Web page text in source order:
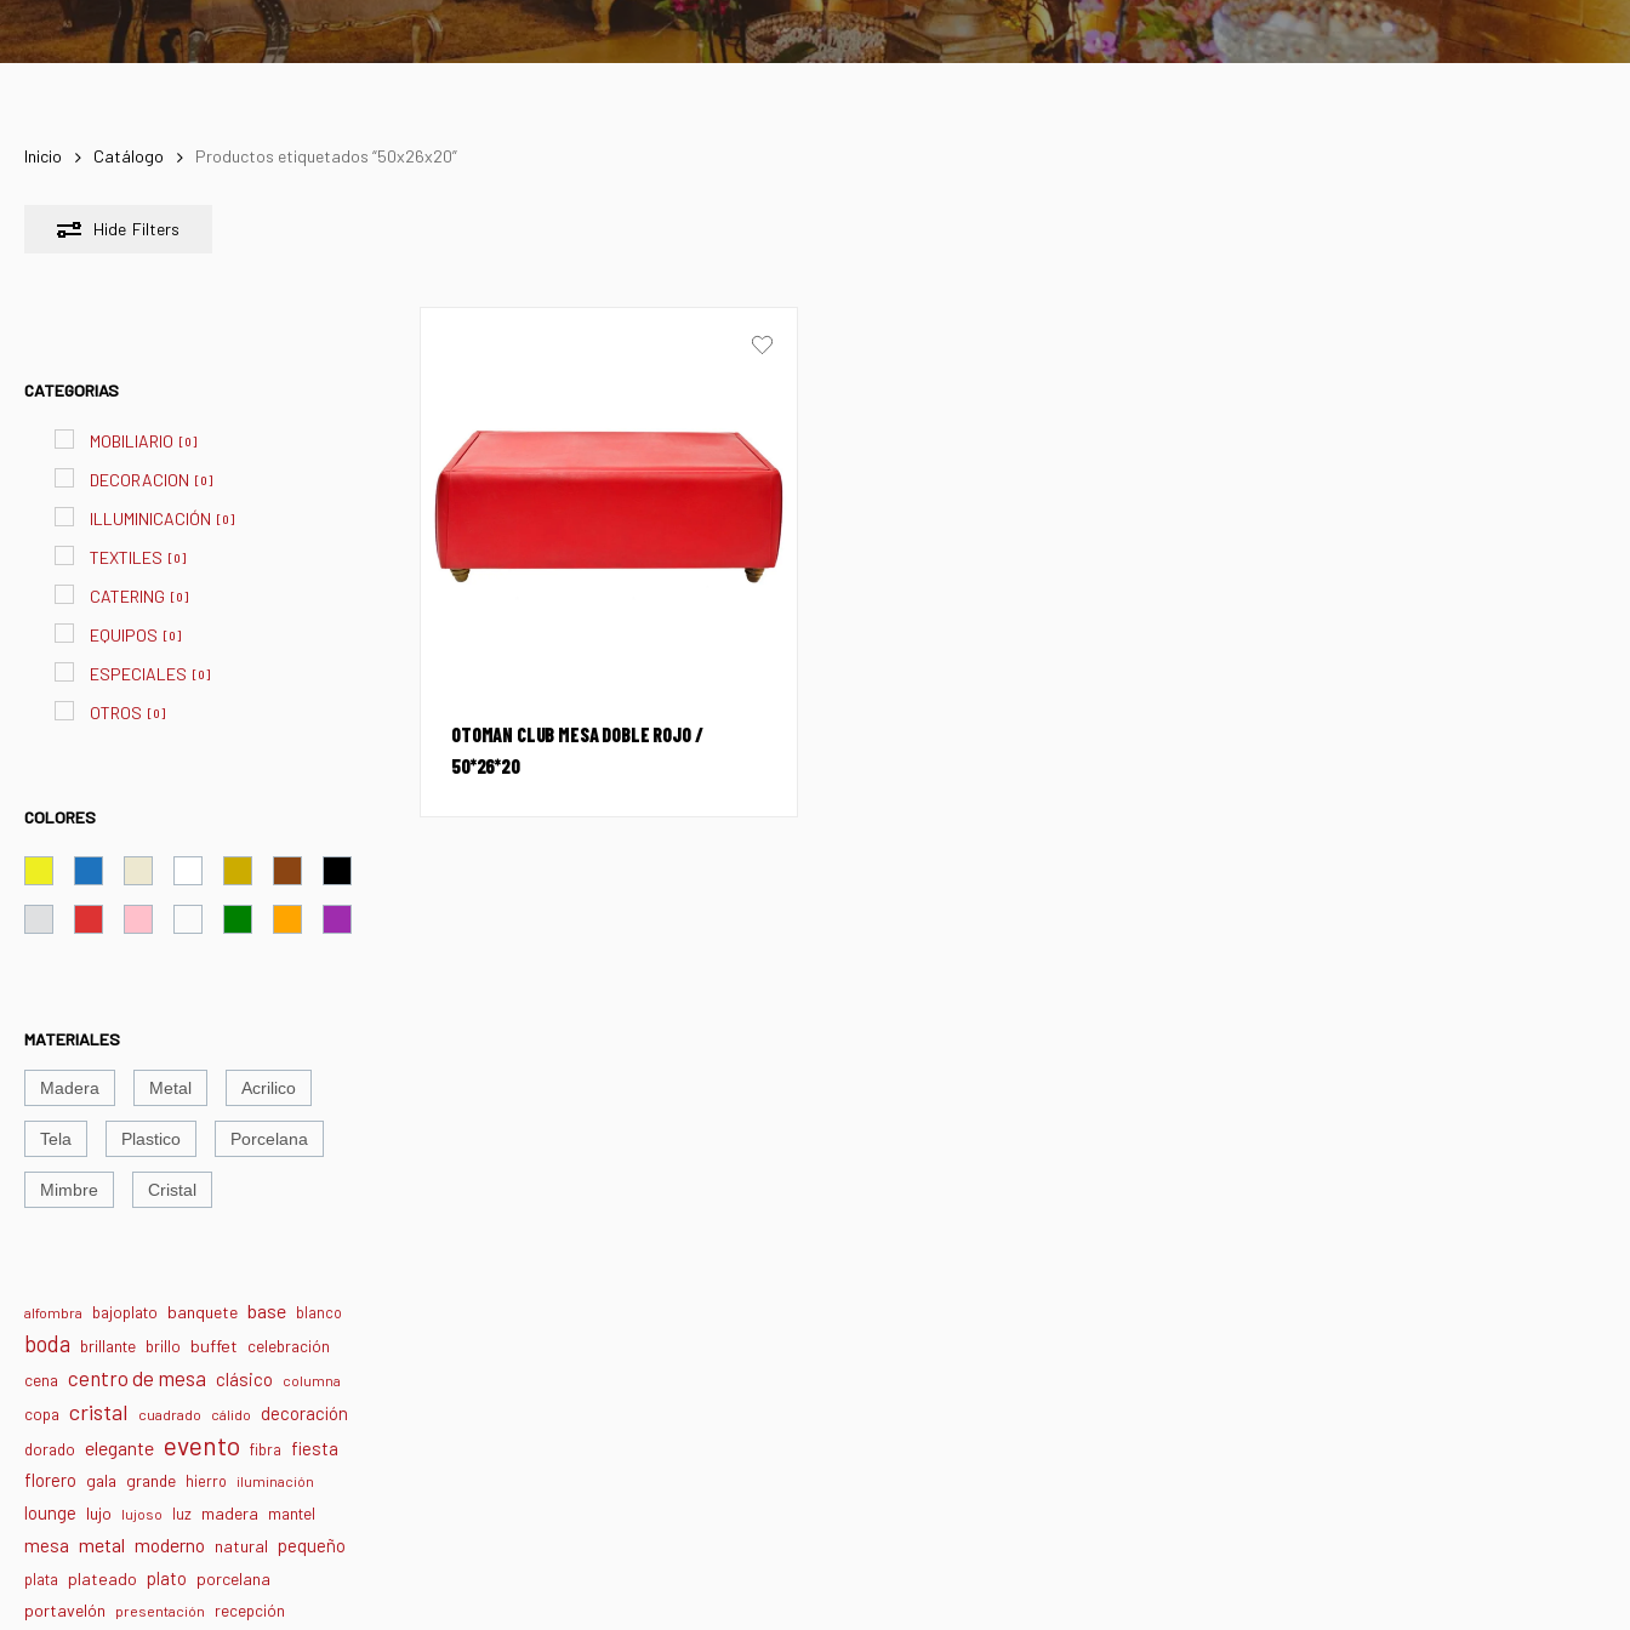
Inicio Catálogo Productos etiquetados “50x26x20”
Hide Filters
CATEGORIAS
MOBILIARIO [0]
DECORACION [0]
ILLUMINICACIÓN [0]
TEXTILES [0]
CATERING [0]
EQUIPOS [0]
ESPECIALES [0]
OTROS [0]
COLORES
MATERIALES
Madera Metal Acrilico
Tela Plastico Porcelana
Mimbre Cristal
alfombra bajoplato banquete base blanco
boda brillante brillo buffet celebración
cena centro de mesa clásico columna
copa cristal cuadrado cálido decoración
dorado elegante evento fibra fiesta
florero gala grande hierro iluminación
lounge lujo lujoso luz madera mantel
mesa metal moderno natural pequeño
plata plateado plato porcelana
portavelón
presentación recepción
OTOMAN CLUB MESA DOBLE ROJO /
50*26*20